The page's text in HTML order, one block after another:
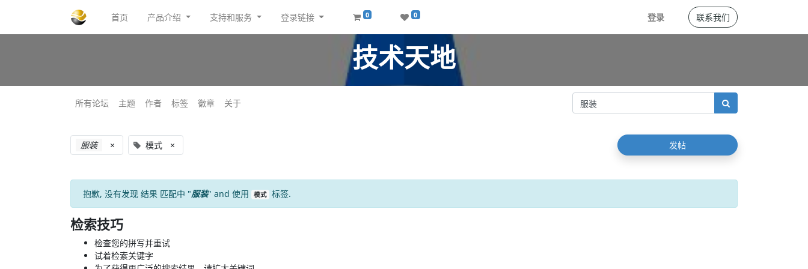
首页 产品介绍 支持和服务 登录链接 0 0 登录 联系我们
技术天地
所有论坛 主题 作者 标签 徽章 关于
服装 × 模式 × 发帖
抱歉, 没有发现 结果 匹配中 "服装" and 使用 模式 标签.
检索技巧
检查您的拼写并重试
试着检索关键字